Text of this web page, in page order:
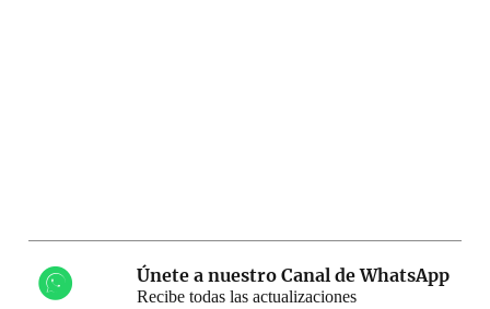
Únete a nuestro Canal de WhatsApp
Recibe todas las actualizaciones